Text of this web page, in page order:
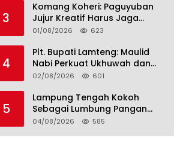
3
Komang Koheri: Paguyuban
Jujur Kreatif Harus Jaga
Persatuan untuk Kemajuan
01/08/2026 623
4
Plt. Bupati Lamteng: Maulid
Nabi Perkuat Ukhuwah dan
Jaga Kerukunan Umat
02/08/2026 601
5
Lampung Tengah Kokoh
Sebagai Lumbung Pangan
dan Kekuatan Perkebunan
04/08/2026 585